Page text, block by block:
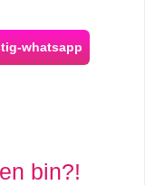
whatsapp
bin?!